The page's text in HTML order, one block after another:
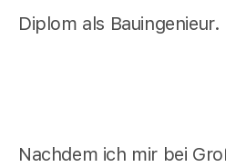
Diplom als Bauingenieur.
Nachdem ich mir bei